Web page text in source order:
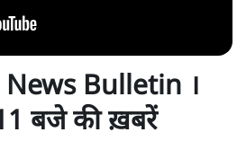
Bulletin ।
बजे की ख़बरें